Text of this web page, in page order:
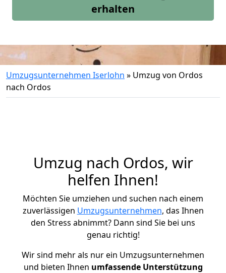
erhalten
Umzugsunternehmen Iserlohn » Umzug von Ordos
nach Ordos
Umzug nach Ordos, wir
helfen Ihnen!
Möchten Sie umziehen und suchen nach einem
zuverlässigen Umzugsunternehmen, das Ihnen
den Stress abnimmt? Dann sind Sie bei uns
genau richtig!
Wir sind mehr als nur ein Umzugsunternehmen
und bieten Ihnen umfassende Unterstützung